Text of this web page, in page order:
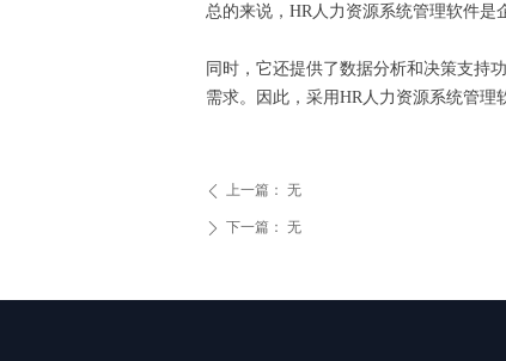
总的来说，HR人力资源系统管理软件是
同时，它还提供了数据分析和决策支持
需求。因此，采用HR人力资源系统管理
ꄴ 上一篇： 无
ꄲ 下一篇： 无